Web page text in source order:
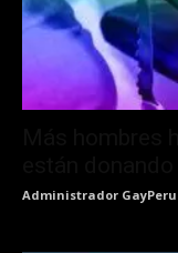
Administrador GayPeru